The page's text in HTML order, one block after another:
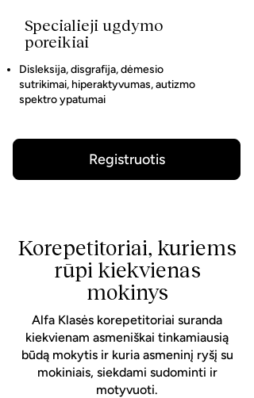
Specialieji ugdymo
poreikiai
Disleksija, disgrafija, dėmesio
sutrikimai, hiperaktyvumas, autizmo
spektro ypatumai
Registruotis
Korepetitoriai, kuriems
rūpi kiekvienas
mokinys
Alfa Klasės korepetitoriai suranda
kiekvienam asmeniškai tinkamiausią
būdą mokytis ir kuria asmeninį ryšį su
mokiniais, siekdami sudominti ir
motyvuoti.